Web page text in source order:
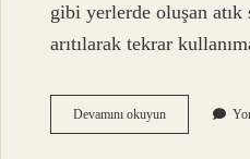
gibi yerlerde oluşan atık
arıtılarak tekrar
Devamını okuyunGri
Su